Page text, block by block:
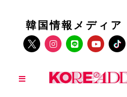
韓国情報メディア